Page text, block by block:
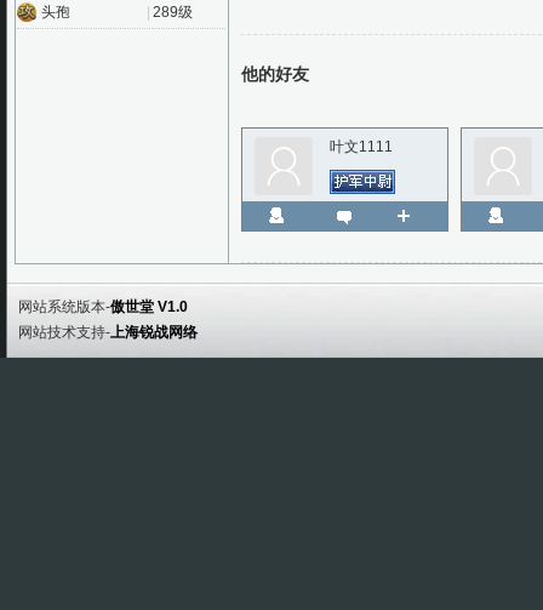
头孢 289级
他的好友
叶文1111
网站系统版本-傲世堂 V1.0
网站技术支持-上海锐战网络